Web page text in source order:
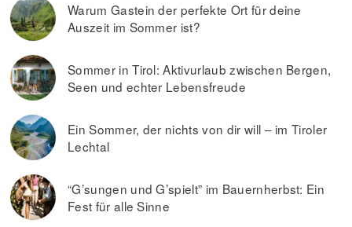
Warum Gastein der perfekte Ort für deine
Auszeit im Sommer ist?
Sommer in Tirol: Aktivurlaub zwischen Bergen,
Seen und echter Lebensfreude
Ein Sommer, der nichts von dir will – im Tiroler
Lechtal
“G’sungen und G’spielt” im Bauernherbst: Ein
Fest für alle Sinne